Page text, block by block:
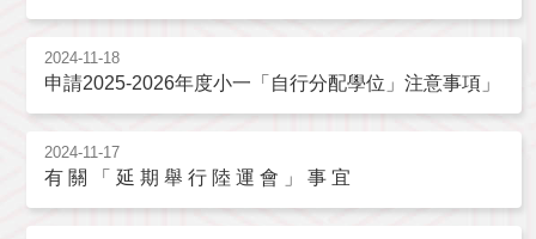
2024-11-18
申請2025-2026年度小一「自行分配學位」注意事項」
2024-11-17
有 關 「 延 期 舉 行 陸 運 會 」 事 宜